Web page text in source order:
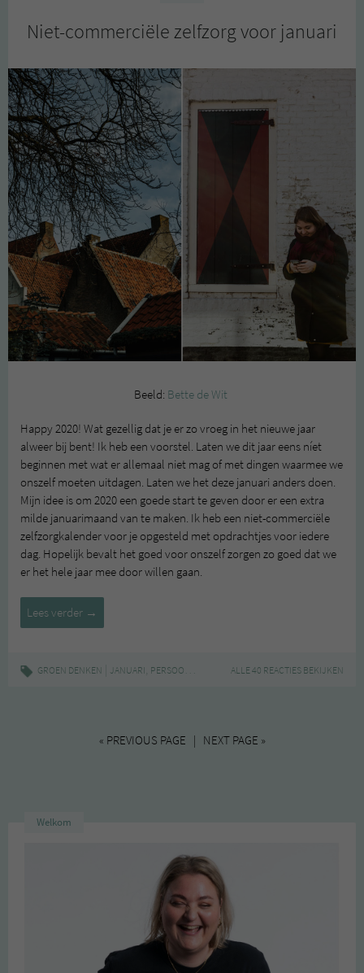
Niet-commerciële zelfzorg voor januari
Beeld: Bette de Wit
Happy 2020! Wat gezellig dat je er zo vroeg in het nieuwe jaar
alweer bij bent! Ik heb een voorstel. Laten we dit jaar eens níet
beginnen met wat er allemaal niet mag of met dingen waarmee we
onszelf moeten uitdagen. Laten we het deze januari anders doen.
Mijn idee is om 2020 een goede start te geven door er een extra
milde januarimaand van te maken. Ik heb een niet-commerciële
zelfzorgkalender voor je opgesteld met opdrachtjes voor iedere
dag. Hopelijk bevalt het goed voor onszelf zorgen zo goed dat we
er het hele jaar mee door willen gaan.
Lees verder Niet-
commerciële
voor
→
GROEN DENKEN JANUARI, PERSOONLIJKE ONTWIKKELING ,ZELFZORG
ALLE 40 REACTIES BEKIJKEN
« PREVIOUS PAGE | NEXT PAGE »
Welkom